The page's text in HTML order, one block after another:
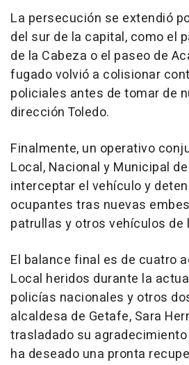
La persecución se extendió
del sur de la capital, como el
de la Cabeza o el paseo de
fugado volvió a colisionar
policiales antes de tomar de
dirección Toledo.
Finalmente, un operativo
Local, Nacional y Municipal
interceptar el vehículo y
ocupantes tras nuevas
patrullas y otros vehículos de
El balance final es de cuatro
Local heridos durante la
policías nacionales y otros
alcaldesa de Getafe, Sara
trasladado su
ha deseado una pronta